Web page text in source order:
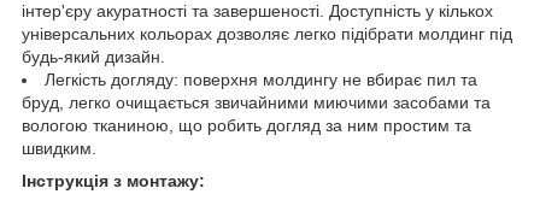
інтер'єру акуратності та завершеності. Доступність у кількох
універсальних кольорах дозволяє легко підібрати молдинг під
будь-який дизайн.
Легкість догляду: поверхня молдингу не вбирає пил та
бруд, легко очищається звичайними миючими засобами та
вологою тканиною, що робить догляд за ним простим та
швидким.
Інструкція з монтажу: